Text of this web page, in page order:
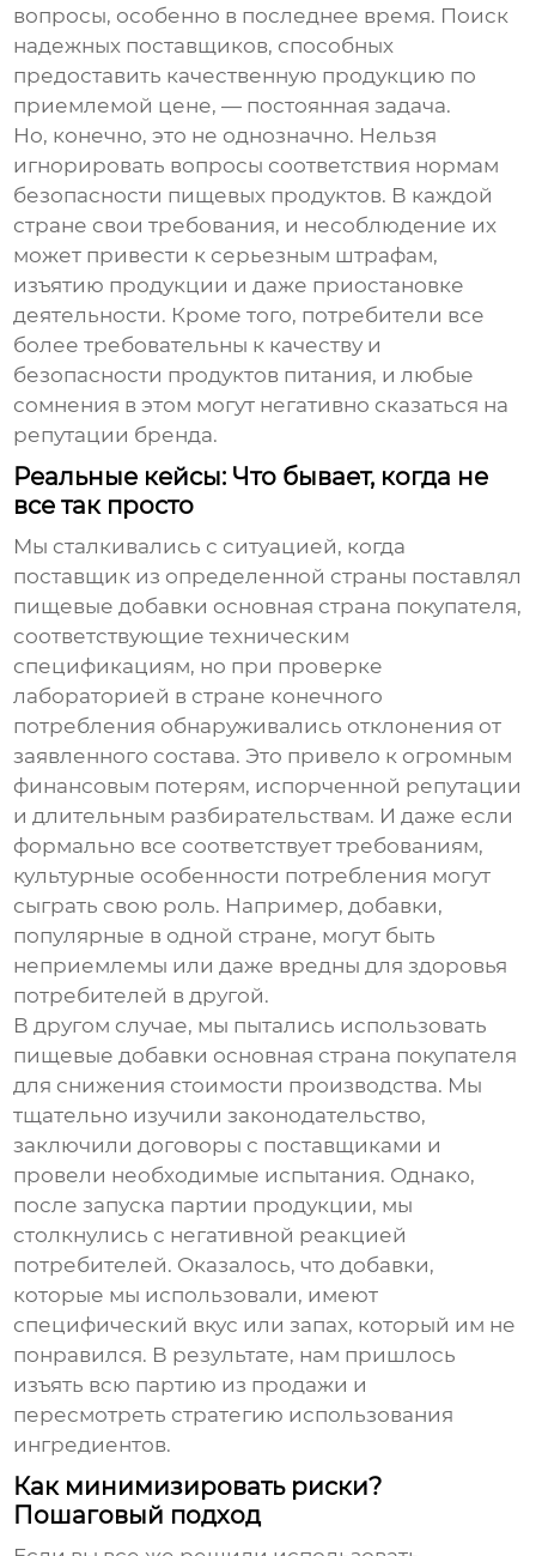
вопросы, особенно в последнее время. Поиск
надежных поставщиков, способных
предоставить качественную продукцию по
приемлемой цене, — постоянная задача.
Но, конечно, это не однозначно. Нельзя
игнорировать вопросы соответствия нормам
безопасности пищевых продуктов. В каждой
стране свои требования, и несоблюдение их
может привести к серьезным штрафам,
изъятию продукции и даже приостановке
деятельности. Кроме того, потребители все
более требовательны к качеству и
безопасности продуктов питания, и любые
сомнения в этом могут негативно сказаться на
репутации бренда.
Реальные кейсы: Что бывает, когда не
все так просто
Мы сталкивались с ситуацией, когда
поставщик из определенной страны поставлял
пищевые добавки основная страна покупателя,
соответствующие техническим
спецификациям, но при проверке
лабораторией в стране конечного
потребления обнаруживались отклонения от
заявленного состава. Это привело к огромным
финансовым потерям, испорченной репутации
и длительным разбирательствам. И даже если
формально все соответствует требованиям,
культурные особенности потребления могут
сыграть свою роль. Например, добавки,
популярные в одной стране, могут быть
неприемлемы или даже вредны для здоровья
потребителей в другой.
В другом случае, мы пытались использовать
пищевые добавки основная страна покупателя
для снижения стоимости производства. Мы
тщательно изучили законодательство,
заключили договоры с поставщиками и
провели необходимые испытания. Однако,
после запуска партии продукции, мы
столкнулись с негативной реакцией
потребителей. Оказалось, что добавки,
которые мы использовали, имеют
специфический вкус или запах, который им не
понравился. В результате, нам пришлось
изъять всю партию из продажи и
пересмотреть стратегию использования
ингредиентов.
Как минимизировать риски?
Пошаговый подход